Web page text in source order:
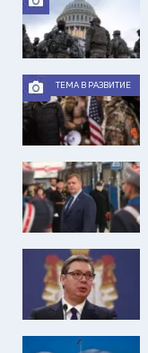
ТЕМА В РАЗВИТИЕ